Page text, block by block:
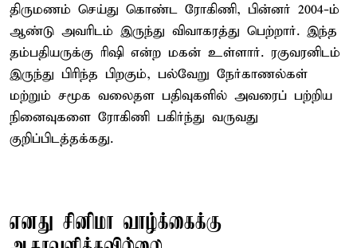
திருமணம் செய்து கொண்ட ரோகிணி, பின்னர் 2004-ம்
ஆண்டு அவரிடம் இருந்து விவாகரத்து பெற்றார். இந்த
தம்பதியருக்கு ரிஷி என்ற மகன் உள்ளார். ரகுவரனிடம்
இருந்து பிரிந்த பிறகும், பல்வேறு நேர்காணல்கள்
மற்றும் சமூக வலைதள பதிவுகளில் அவரைப் பற்றிய
நினைவுகளை ரோகிணி பகிர்ந்து வருவது
குறிப்பிடத்தக்கது.
எனது சினிமா வாழ்க்கைக்கு